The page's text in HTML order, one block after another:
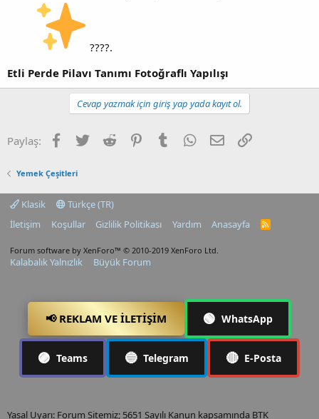
????.
Etli Perde Pilavı Tanımı Fotoğraflı Yapılışı
Cevap yazmak için giriş yap yada kayıt ol.
Paylaş: Facebook
TwitterReddit PinterestTumblrWhatsApp
E-postaLink
Yemek Çeşitleri
Klasik
Türkçe (TR)
İletişim
Koşullar Gizlilik Politikası Yardım Anasayfa
R
Forum software by XenForo™ © 2010-2019 XenForo Ltd.
Kalabalık Yalnızlık Büyük Forum
📢 REKLAM VE İLETIŞIM 🟢 WhatsApp
🟣 Teams 🔵 Telegram 🔴 E-Posta
Yasal Uyarı: Forum Sitemiz; 5651 Sayılı Kanun kapsamında BTK